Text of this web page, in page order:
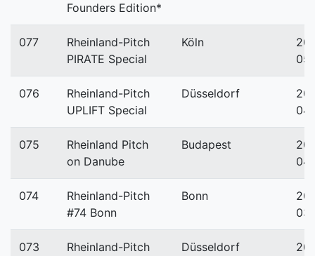
Founders Edition*
077
Rheinland-Pitch
PIRATE Special
Köln
076
Rheinland-Pitch
UPLIFT Special
Düsseldorf
075
Rheinland Pitch
on Danube
Budapest
074
Rheinland-Pitch
#74 Bonn
Bonn
073
Rheinland-Pitch
Düsseldorf